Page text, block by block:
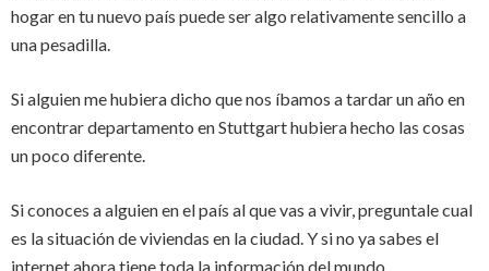
hogar en tu nuevo país puede ser algo relativamente sencillo a
una pesadilla.
Si alguien me hubiera dicho que nos íbamos a tardar un año en
encontrar departamento en Stuttgart hubiera hecho las cosas
un poco diferente.
Si conoces a alguien en el país al que vas a vivir, preguntale cual
es la situación de viviendas en la ciudad. Y si no ya sabes el
internet ahora tiene toda la información del mundo.